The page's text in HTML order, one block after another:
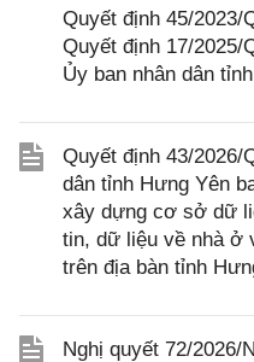
Quyết định 45/2023/
Quyết định 17/2025/
Ủy ban nhân dân
Quyết định 43/2026/
dân tỉnh Hưng Yên
xây dựng cơ sở dữ
tin, dữ liệu về nhà ở
trên địa bàn tỉnh
Nghị quyết 72/2026/